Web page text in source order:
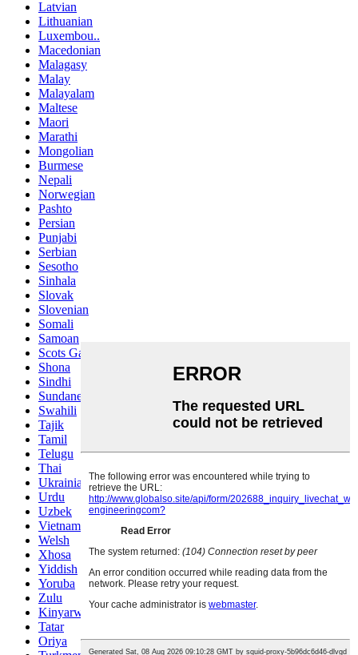
Latvian
Lithuanian
Luxembou..
Macedonian
Malagasy
Malay
Malayalam
Maltese
Maori
Marathi
Mongolian
Burmese
Nepali
Norwegian
Pashto
Persian
Punjabi
Serbian
Sesotho
Sinhala
Slovak
Slovenian
Somali
Samoan
Scots Gaelic
Shona
Sindhi
Sundanese
Swahili
Tajik
Tamil
Telugu
Thai
Ukrainian
Urdu
Uzbek
Vietnamese
Welsh
Xhosa
Yiddish
Yoruba
Zulu
Kinyarwanda
Tatar
Oriya